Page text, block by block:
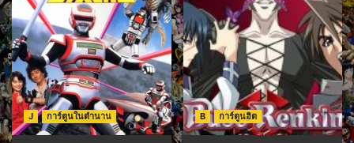
J การ์ตูนในตำนาน B การ์ตูนฮิต